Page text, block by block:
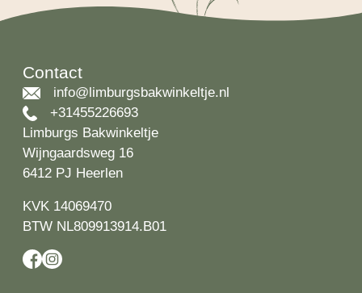
Contact
info@limburgsbakwinkeltje.nl
+31455226693
Limburgs Bakwinkeltje
Wijngaardsweg 16
6412 PJ Heerlen
KVK 14069470
BTW NL809913914.B01